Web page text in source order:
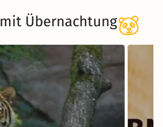
und Frühstück
mit Übernachtung